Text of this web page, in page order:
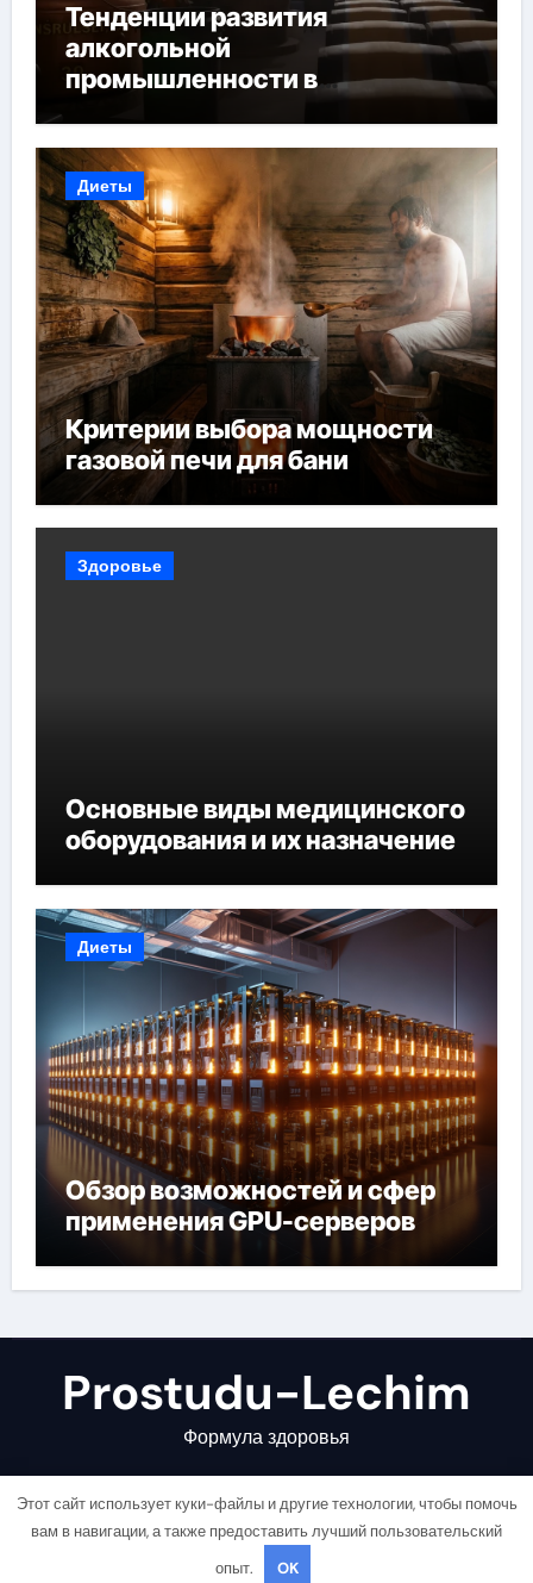
Тенденции развития
алкогольной
промышленности в
Диеты
Критерии выбора мощности
газовой печи для бани
Здоровье
Основные виды медицинского
оборудования и их назначение
Диеты
Обзор возможностей и сфер
применения GPU-серверов
Prostudu-Lechim
Формула здоровья
Copyright © All rights reserved |
Этот сайт использует куки-файлы и другие технологии, чтобы помочь
вам в навигации, а также предоставить лучший пользовательский
опыт.
OK